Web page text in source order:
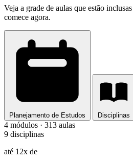
Veja a grade de aulas que estão
comece agora.
Planejamento de Estudos Disciplinas
4 módulos · 313 aulas
9 disciplinas
até 12x de